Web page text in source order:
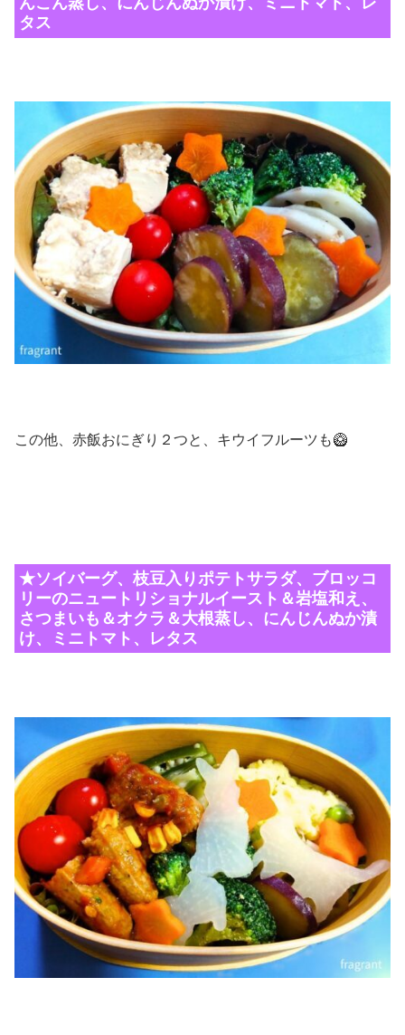
タス
この他、赤飯おにぎり２つと、キウイフルーツも🥝
★ソイバーグ、枝豆入りポテトサラダ、ブロッコ
リーのニュートリショナルイースト＆岩塩和え、
さつまいも＆オクラ＆大根蒸し、にんじんぬか漬
け、ミニトマト、レタス